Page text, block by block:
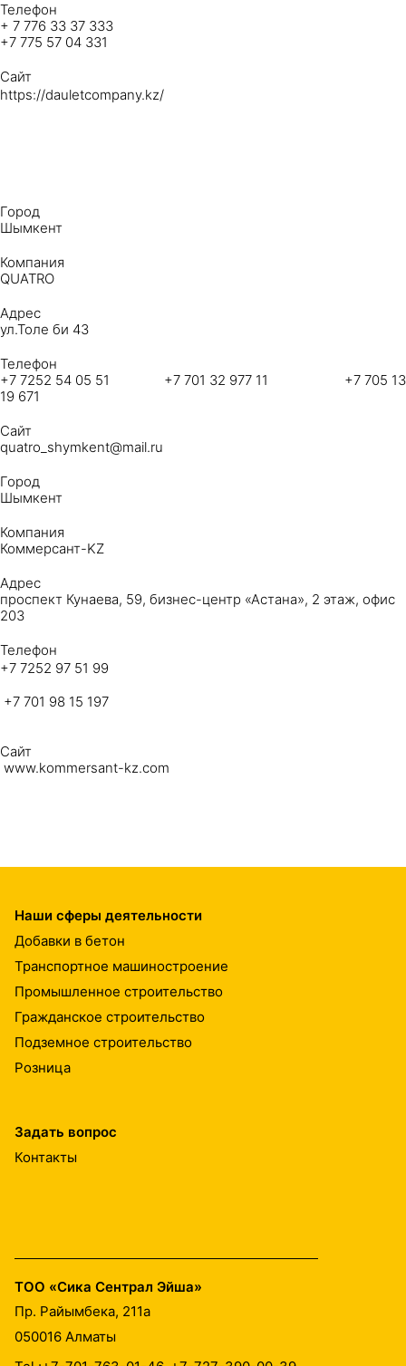
Телефон
+ 7 776 33 37 333
+7 775 57 04 331
Сайт
https://dauletcompany.kz/
Город
Шымкент
Компания
QUATRO
Адрес
ул.Толе би 43
Телефон
+7 7252 54 05 51 +7 701 32 977 11 +7 705 13
19 671
Сайт
quatro_shymkent@mail.ru
Город
Шымкент
Компания
Коммерсант-KZ
Адрес
проспект Кунаева, 59, бизнес-центр «Астана», 2 этаж, офис
203
Телефон
+7 7252 97 51 99
+7 701 98 15 197
Сайт
www.kommersant-kz.com
Наши сферы деятельности
Добавки в бетон
Транспортное машиностроение
Промышленное строительство
Гражданское строительство
Подземное строительство
Розница
Задать вопрос
Контакты
ТОО «Сика Сентрал Эйша»
Пр. Райымбека, 211а
050016 Алматы